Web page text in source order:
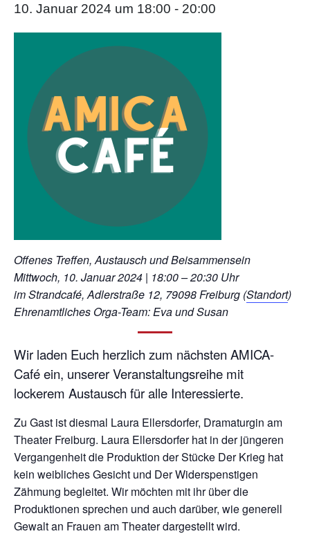
10. Januar 2024 um 18:00 - 20:00
Offenes Treffen, Austausch und Beisammensein
Mittwoch, 10. Januar 2024 | 18:00 – 20:30 Uhr
im Strandcafé, Adlerstraße 12, 79098 Freiburg (Standort)
Ehrenamtliches Orga-Team: Eva und Susan
Wir laden Euch herzlich zum nächsten AMICA-
Café ein, unserer Veranstaltungsreihe mit
lockerem Austausch für alle Interessierte.
Zu Gast ist diesmal Laura Ellersdorfer, Dramaturgin am
Theater Freiburg. Laura Ellersdorfer hat in der jüngeren
Vergangenheit die Produktion der Stücke Der Krieg hat
kein weibliches Gesicht und Der Widerspenstigen
Zähmung begleitet. Wir möchten mit ihr über die
Produktionen sprechen und auch darüber, wie generell
Gewalt an Frauen am Theater dargestellt wird.